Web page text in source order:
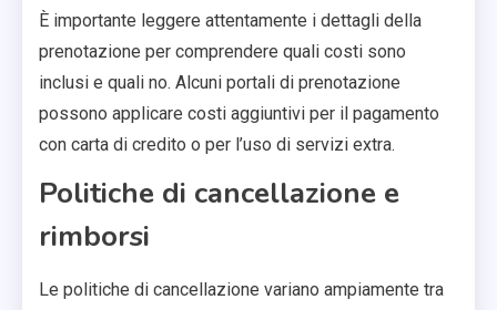
È importante leggere attentamente i dettagli della
prenotazione per comprendere quali costi sono
inclusi e quali no. Alcuni portali di prenotazione
possono applicare costi aggiuntivi per il pagamento
con carta di credito o per l’uso di servizi extra.
Politiche di cancellazione e
rimborsi
Le politiche di cancellazione variano ampiamente tra